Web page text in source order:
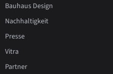
Bauhaus Design
Nachhaltigkeit
Presse
Vitra
Partner